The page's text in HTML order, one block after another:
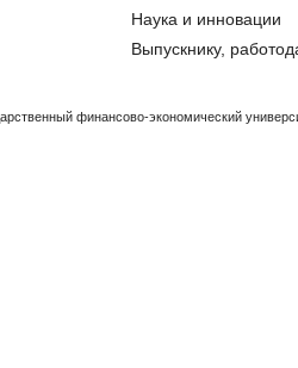
Наука и инновации
Выпускнику,
финансово-экономический